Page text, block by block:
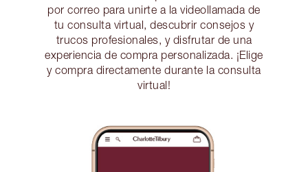
por correo para unirte a la videollamada de
tu consulta virtual, descubrir consejos y
trucos profesionales, y disfrutar de una
experiencia de compra personalizada. ¡Elige
y compra directamente durante la consulta
virtual!